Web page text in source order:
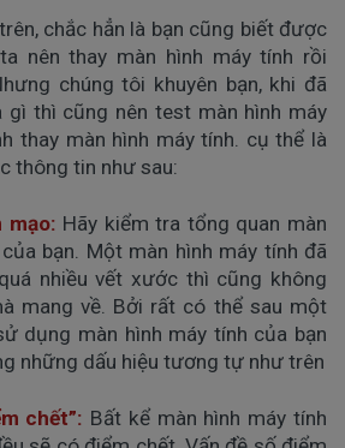
chắc hẳn là bạn cũng biết được
nên thay màn hình máy tính rồi
chúng tôi khuyên bạn, khi đã
gì thì cũng nên test màn hình máy
thay màn hình máy tính. cụ thể là
thông tin như sau:
mạo: Hãy kiểm tra tổng quan màn
bạn. Một màn hình máy tính đã
nhiều vết xước thì cũng không
mang về. Bởi rất có thể sau một
dụng màn hình máy tính của bạn
những dấu hiệu tương tự như trên
chết”: Bất kể màn hình máy tính